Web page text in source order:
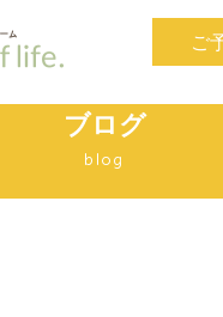
ご
ブログ
blog